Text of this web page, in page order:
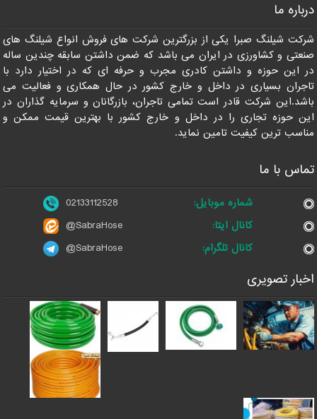
درباره ما
شرکت شیلنگ صبرا یکی از بزرگترین شرکت های فروش انواع شیلنگ های
صنعتی و کشاورزی در ایران می باشد که ضمن داشتن سابقه چندین ساله
در این حوزه و داشتن کادری مجرب و حرفه ای که در اختیار دارد با
تاجران بسیاری در داخل و خارج کشور در حال همکاری و فعالیت می
باشد.این شرکت قادر است تمامی تاجران، بازرگانان و سرمایه گذاران در
این حوزه تجاری را در داخل و خارج کشور با بهترین قیمت ممکن و
مناسب ترین کیفیت تامین نماید.
تماس با ما
شماره موبایل:
02133112528
کانال ایتا:
@SabraHose
کانال تلگرام:
@SabraHose
اخبار تصویری
021-33112528